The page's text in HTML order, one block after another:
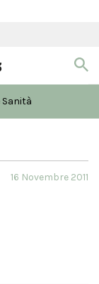
Sanità
16 Novembre 2011